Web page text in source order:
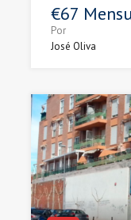
€67
Por
José Oliva